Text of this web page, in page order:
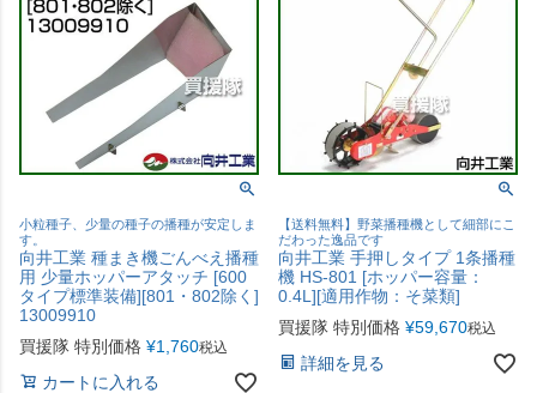
小粒種子、少量の種子の播種が安定しま
す。
向井工業 種まき機ごんべえ播種
用 少量ホッパーアタッチ [600
タイプ標準装備][801・802除く]
13009910
買援隊 特別価格 ¥1,760税込
カートに入れる
【送料無料】野菜播種機として細部にこ
だわった逸品です
向井工業 手押しタイプ 1条播種
機 HS-801 [ホッパー容量：
0.4L][適用作物：そ菜類]
買援隊 特別価格 ¥59,670税込
詳細を見る